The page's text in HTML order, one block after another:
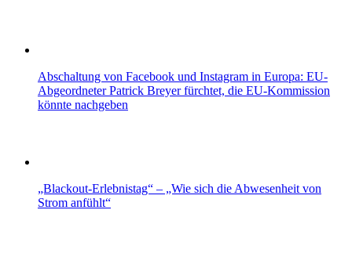
Abschaltung von Facebook und Instagram in Europa: EU-
Abgeordneter Patrick Breyer fürchtet, die EU-Kommission
könnte nachgeben
„Blackout-Erlebnistag“ – „Wie sich die Abwesenheit von
Strom anfühlt“